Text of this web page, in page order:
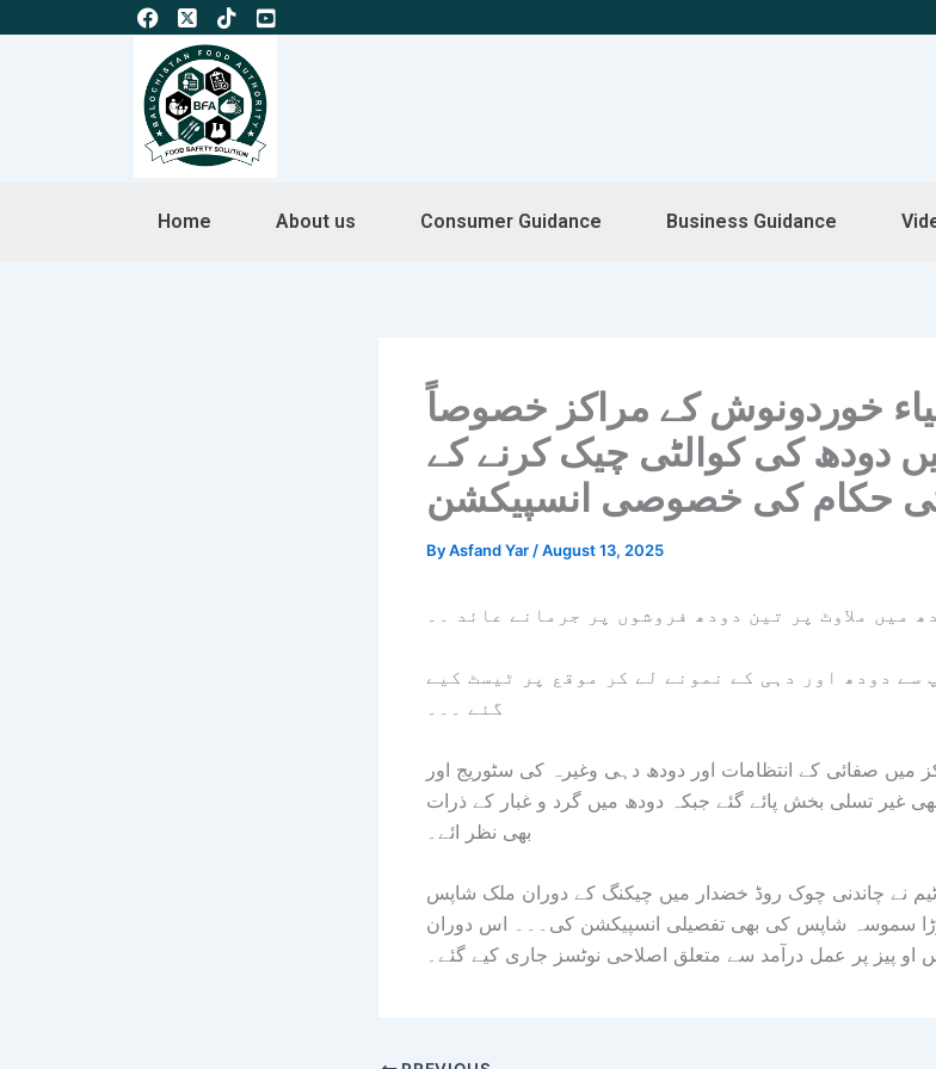
Home About us Consumer Guidance Business Guidance
خوردونوش کے مراکز خصوصاً
دودھ کی کوالٹی چیک کرنے کے
ByAsfand Yar/August 13, 2025
میں ملاوٹ پر تین دودھ فروشوں پر جرمانے عائد ۔۔
سے دودھ اور دہی کے نمونے لے کر موقع پر ٹیسٹ کیے
گئے ۔۔۔
میں صفائی کے انتظامات اور دودھ دہی وغیرہ کی سٹوریج اور
غیر تسلی بخش پائے گئے جبکہ دودھ میں گرد و غبار کے ذرات
بھی نظر ائے۔
نے چاندنی چوک روڈ خضدار میں چیکنگ کے دوران ملک شاپس
سموسہ شاپس کی بھی تفصیلی انسپیکشن کی۔۔۔ اس دوران
او پیز پر عمل درآمد سے متعلق اصلاحی نوٹسز جاری کیے گئے۔